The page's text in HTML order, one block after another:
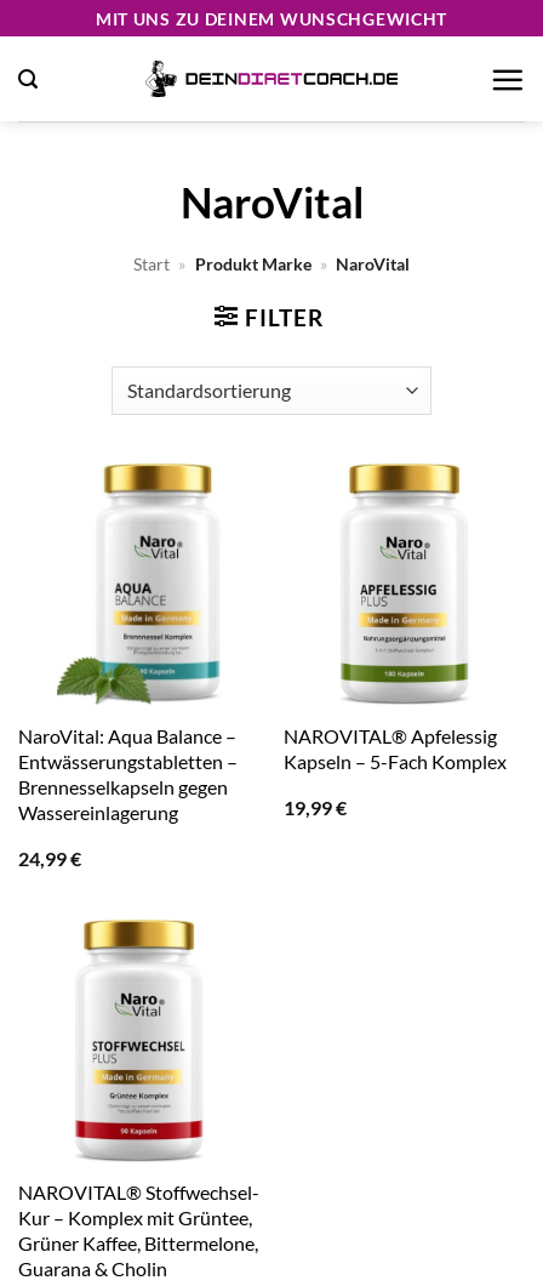
springen
MIT UNS ZU DEINEM WUNSCHGEWICHT
NaroVital
Start » Produkt Marke » NaroVital
FILTER
NaroVital: Aqua Balance –
Entwässerungstabletten –
Brennesselkapseln gegen
Wassereinlagerung
24,99€
NAROVITAL® Apfelessig
Kapseln – 5-Fach Komplex
19,99€
NAROVITAL® Stoffwechsel-
Kur – Komplex mit Grüntee,
Grüner Kaffee, Bittermelone,
Guarana & Cholin